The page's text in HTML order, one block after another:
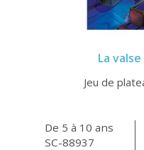
La
Jeu de
De 5 à 10 ans
SC-88937